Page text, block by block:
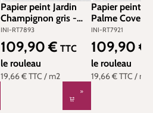
Papier peint Jardin
Champignon gris -
Toiles de York
(Initiales) | Réf. INI-
RT7893
INI-RT7893
19,66 €TTC / m2
Prix régulier :
109,90 € TTC
le rouleau
Papier peint
Palme Cove
Toiles de York
(Initiales) |
RT7921
INI-RT7921
19,66 €TTC / m2
Prix régulier :
109,90 €
le rouleau